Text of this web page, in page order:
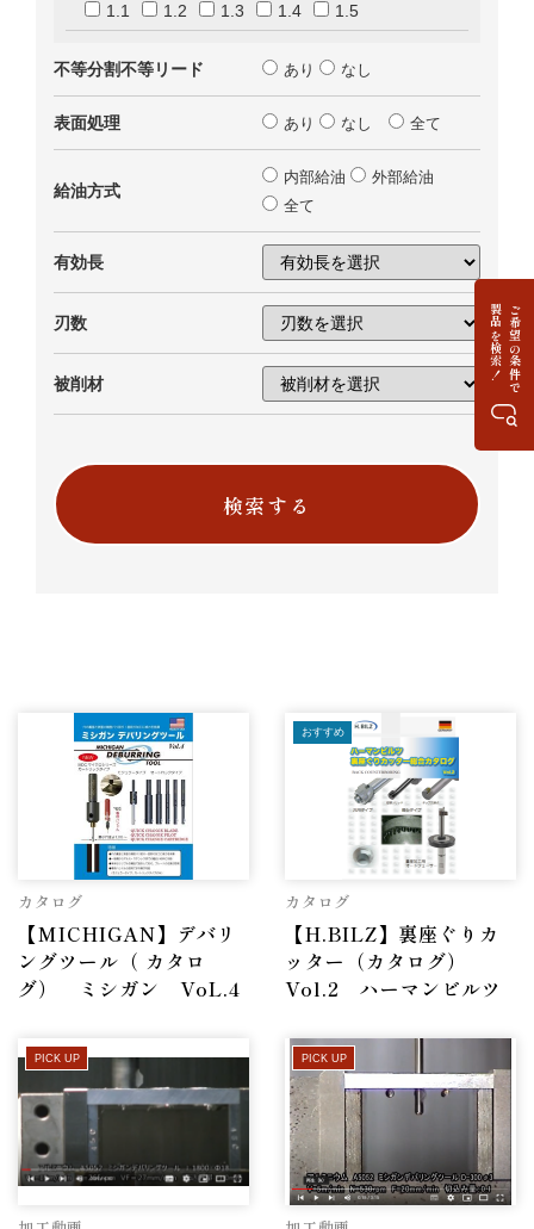
ご希望の条件で
製品を検索！
1.1
1.2 1.3 1.4 1.5
不等分割不等リード あり なし
表面処理 あり なし 全て
給油方式
内部給油
外部給油
全て
有効長
刃数
被削材
カタログ
【MICHIGAN】デバリ
ングツール（ カタロ
グ） ミシガン VoL.4
おすすめ
カタログ
【H.BILZ】裏座ぐりカ
ッター（カタログ）
Vol.2 ハーマンビルツ
PICK UP PICK UP